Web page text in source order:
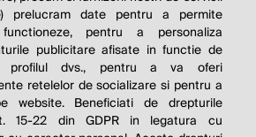
RESPONSIBILITY OF
prelucram date pentru a permite
pentru a personaliza
publicitare afisate in functie de
profilul dvs., pentru a va oferi
retelelor de socializare si pentru a
website. Beneficiati de drepturile
15-22 din GDPR in legatura cu